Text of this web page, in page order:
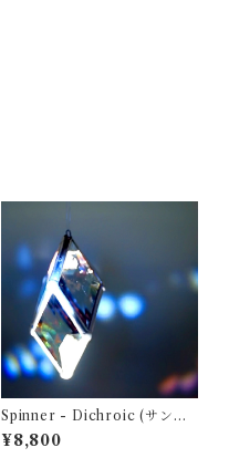
Spinner - Dichroic (サンキ
ャッチャー ・ ウォータープリ
ズム)
¥8,800